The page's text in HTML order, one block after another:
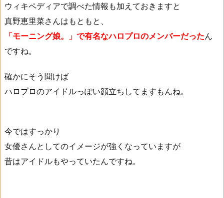
ウィキペディアで調べた情報も加えておきますと
真野恵里菜さんはもともと、
「モーニング娘。」で有名なハロプロのメンバーだったん
ですね。
確かにそう聞けば
ハロプロのアイドルっぽい顔立ちしてますもんね。
今ではすっかり
女優さんとしてのイメージが強くなっていますが
昔はアイドルもやっていたんですね。